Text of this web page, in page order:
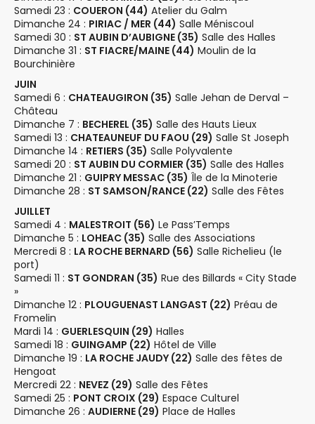
n
d
v
u
e
s
É
n
m
e
t
e
n
t
s
Samedi 23 : COUERON (44) Atelier du Galm
Dimanche 24 : PIRIAC / MER (44) Salle Méniscoul
Samedi 30 : ST AUBIN D’AUBIGNE (35) Salle des Halles
Dimanche 31 : ST FIACRE/MAINE (44) Moulin de la
Bourchinière
JUIN
Samedi 6 : CHATEAUGIRON (35) Salle Jehan de Derval –
Château
Dimanche 7 : BECHEREL (35) Salle des Hauts Lieux
Samedi 13 : CHATEAUNEUF DU FAOU (29) Salle St Joseph
Dimanche 14 : RETIERS (35) Salle Polyvalente
Samedi 20 : ST AUBIN DU CORMIER (35) Salle des Halles
Dimanche 21 : GUIPRY MESSAC (35) Île de la Minoterie
Dimanche 28 : ST SAMSON/RANCE (22) Salle des Fêtes
JUILLET
Samedi 4 : MALESTROIT (56) Le Pass’Temps
Dimanche 5 : LOHEAC (35) Salle des Associations
Mercredi 8 : LA ROCHE BERNARD (56) Salle Richelieu (le
port)
Samedi 11 : ST GONDRAN (35) Rue des Billards « City Stade
»
Dimanche 12 : PLOUGUENAST LANGAST (22) Préau de
Fromelin
Mardi 14 : GUERLESQUIN (29) Halles
Samedi 18 : GUINGAMP (22) Hôtel de Ville
Dimanche 19 : LA ROCHE JAUDY (22) Salle des fêtes de
Hengoat
Mercredi 22 : NEVEZ (29) Salle des Fêtes
Samedi 25 : PONT CROIX (29) Espace Culturel
Dimanche 26 : AUDIERNE (29) Place de Halles